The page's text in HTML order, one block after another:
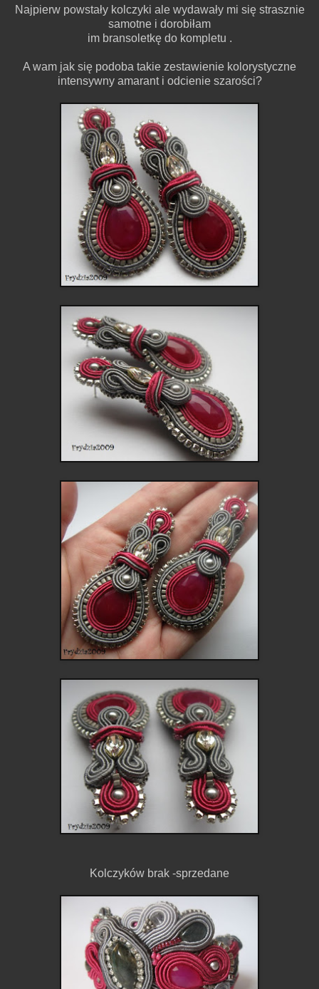
Najpierw powstały kolczyki ale wydawały mi się strasznie
samotne i dorobiłam
im bransoletkę do kompletu .
A wam jak się podoba takie zestawienie kolorystyczne
intensywny amarant i odcienie szarości?
Kolczyków brak -sprzedane